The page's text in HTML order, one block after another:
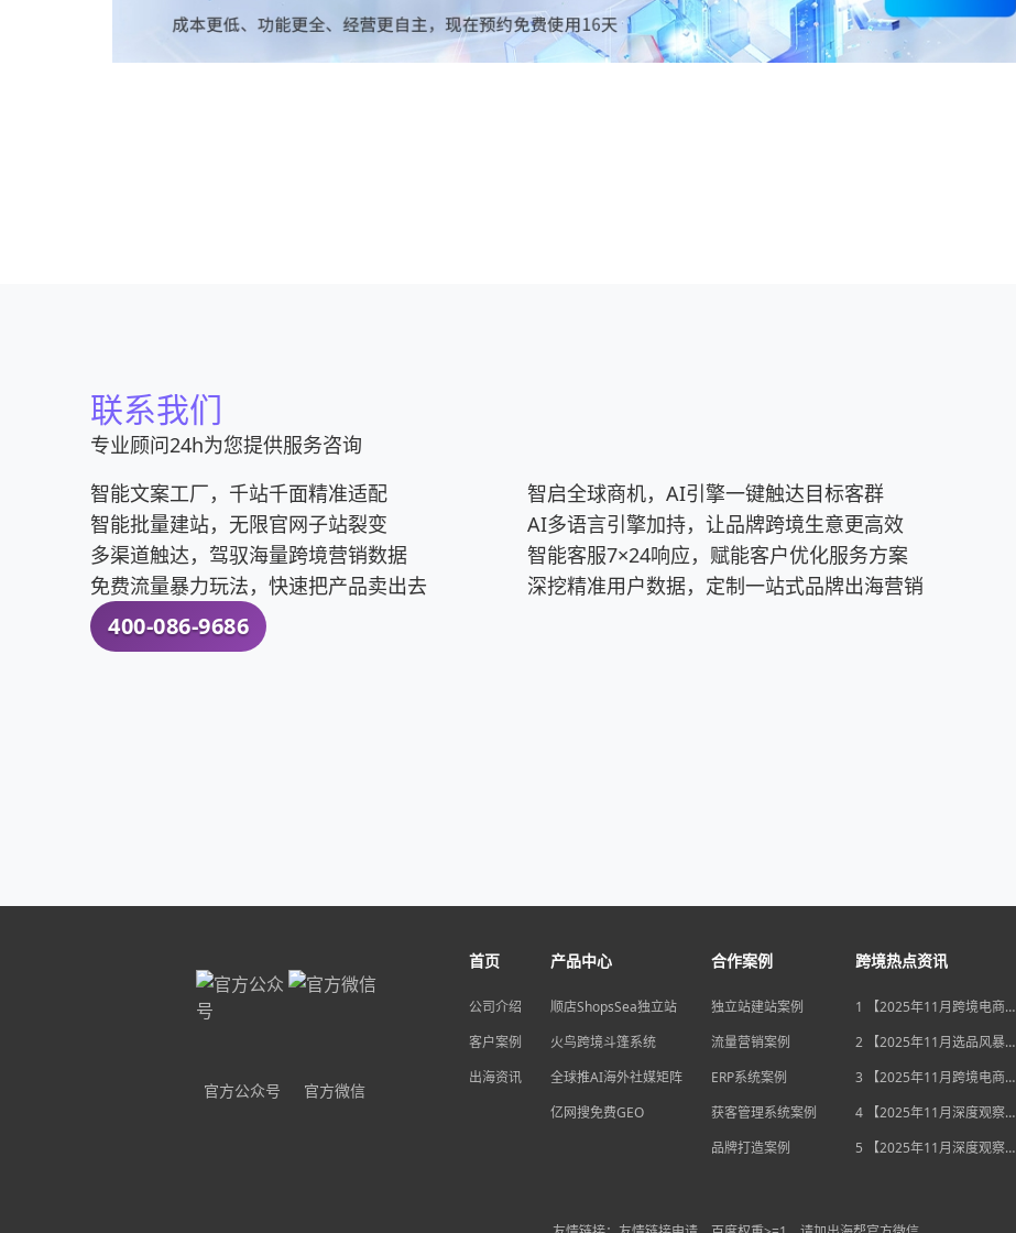
联系我们
专业顾问24h为您提供服务咨询
智能文案工厂，千站千面精准适配
智能批量建站，无限官网子站裂变
多渠道触达，驾驭海量跨境营销数据
免费流量暴力玩法，快速把产品卖出去
400-086-9686
智启全球商机，AI引擎一键触达目标客群
AI多语言引擎加持，让品牌跨境生意更高效
智能客服7×24响应，赋能客户优化服务方案
深挖精准用户数据，定制一站式品牌出海营销
官方公众号 官方微信
首页
公司介绍
客户案例
出海资讯
产品中心
顺店ShopsSea独立站
火鸟跨境斗篷系统
全球推AI海外社媒矩阵
亿网搜免费GEO
合作案例
独立站建站案例
流量营销案例
ERP系统案例
获客管理系统案例
品牌打造案例
跨境热点资讯
1 【2025年11月跨境电商大
独立站流量自主权如何突
2 【2025年11月选品风暴】
后，跨境电商如何抢占数字
3 【2025年11月跨境电商新
宽，独立站卖家如何借势突
4 【2025年11月深度观察】
后，跨境电商如何用“自主流
5 【2025年11月深度观察】